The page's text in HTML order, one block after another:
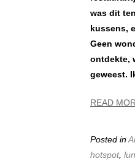
was dit
kussens,
Geen
ontdekte,
geweest.
READ
Posted in
hotspot,